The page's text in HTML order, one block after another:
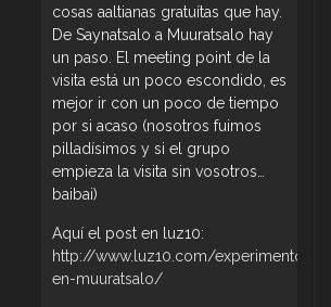
cosas aaltianas gratuítas que hay.
De Saynatsalo a Muuratsalo hay
un paso. El meeting point de la
visita está un poco escondido, es
mejor ir con un poco de tiempo
por si acaso (nosotros fuimos
pilladísimos y si el grupo
empieza la visita sin vosotros…
baibai)
Aquí el post en luz10:
http://www.luz10.com/experimentos-
en-muuratsalo/